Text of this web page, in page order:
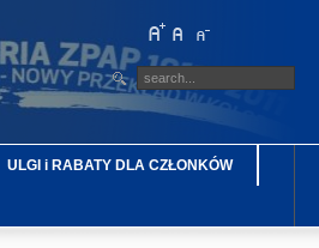
ULGI i RABATY DLA CZŁONKÓW